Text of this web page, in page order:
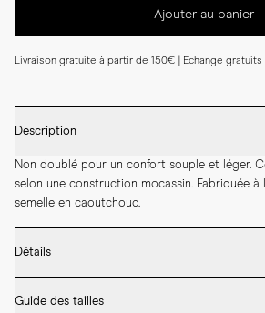
Ajouter au panier
Livraison gratuite à partir de 150€ | Echange gratuits
Description
Non doublé pour un confort souple et léger.
selon une construction mocassin. Fabriquée à
semelle en caoutchouc.
Détails
* Fabriqué à la main en Italie
Guide des tailles